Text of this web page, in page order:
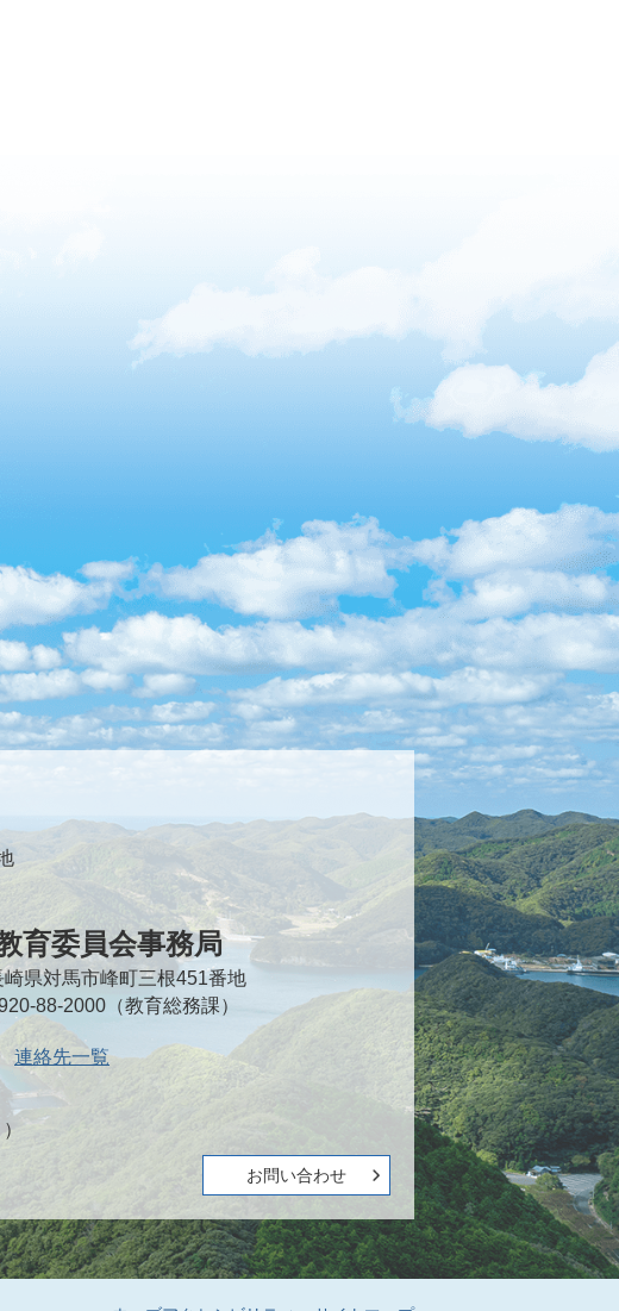
育委員会事務局
県対馬市峰町三根451番地
88-2000（教育総務課）
連絡先一覧
お問い合わせ